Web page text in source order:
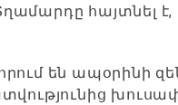
հայտնել
են ապօրինի